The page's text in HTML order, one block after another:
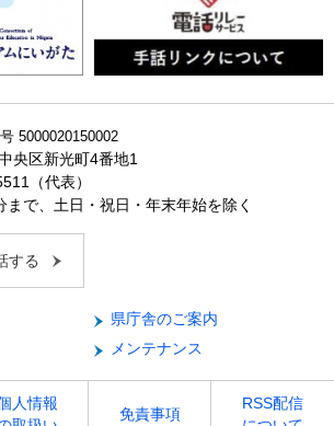
5000020150002
央区新光町4番地1
（代表）
で、土日・祝日・年末年始を除く
する
県庁舎のご案内
メンテナンス
人情報
免責事項
RSS配信